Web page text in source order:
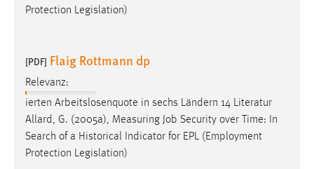
Protection Legislation)
[PDF] Flaig Rottmann dp
Relevanz:
ierten Arbeitslosenquote in sechs Ländern 14 Literatur
Allard, G. (2005a), Measuring Job Security over Time: In
Search of a Historical Indicator for EPL (Employment
Protection Legislation)